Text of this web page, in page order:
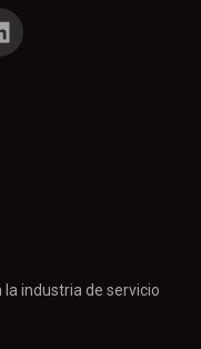
la industria de servicio